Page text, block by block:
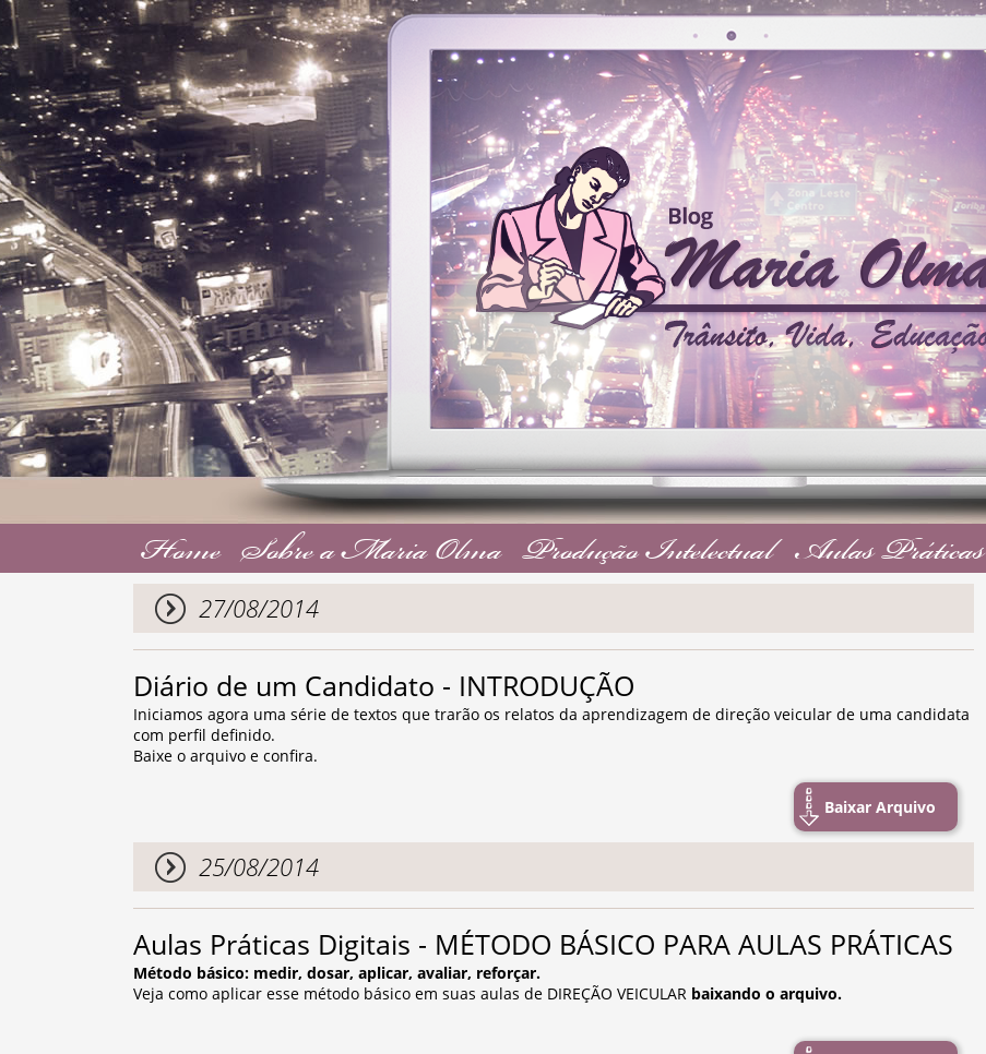
HomeSobre a Maria OlmaProdução IntelectualAulas Práticas
27/08/2014
Diário de um Candidato - INTRODUÇÃO
Iniciamos agora uma série de textos que trarão os relatos da aprendizagem de direção veicular de uma candidata
com perfil definido.
Baixe o arquivo e confira.
Baixar Arquivo
25/08/2014
Aulas Práticas Digitais - MÉTODO BÁSICO PARA AULAS PRÁTICAS
Método básico: medir, dosar, aplicar, avaliar, reforçar.
Veja como aplicar esse método básico em suas aulas de DIREÇÃO VEICULAR baixando o arquivo.